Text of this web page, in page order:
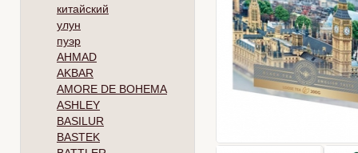
китайский
улун
пуэр
AHMAD
AKBAR
AMORE DE BOHEMA
ASHLEY
BASILUR
BASTEK